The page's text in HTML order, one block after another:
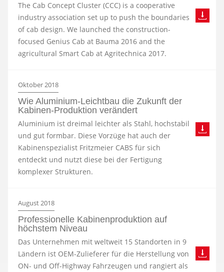
The Cab Concept Cluster (CCC) is a cooperative
industry association set up to push the boundaries
of cab design. We launched the construction-
focused Genius Cab at Bauma 2016 and the
agricultural Smart Cab at Agritechnica 2017.
Oktober 2018
Wie Aluminium-Leichtbau die Zukunft der
Kabinen-Produktion verändert
Aluminium ist dreimal leichter als Stahl, hochstabil
und gut formbar. Diese Vorzüge hat auch der
Kabinenspezialist Fritzmeier CABS für sich
entdeckt und nutzt diese bei der Fertigung
komplexer Strukturen.
August 2018
Professionelle Kabinenproduktion auf
höchstem Niveau
Das Unternehmen mit weltweit 15 Standorten in 9
Ländern ist OEM-Zulieferer für die Herstellung von
ON- und Off-Highway Fahrzeugen und rangiert als